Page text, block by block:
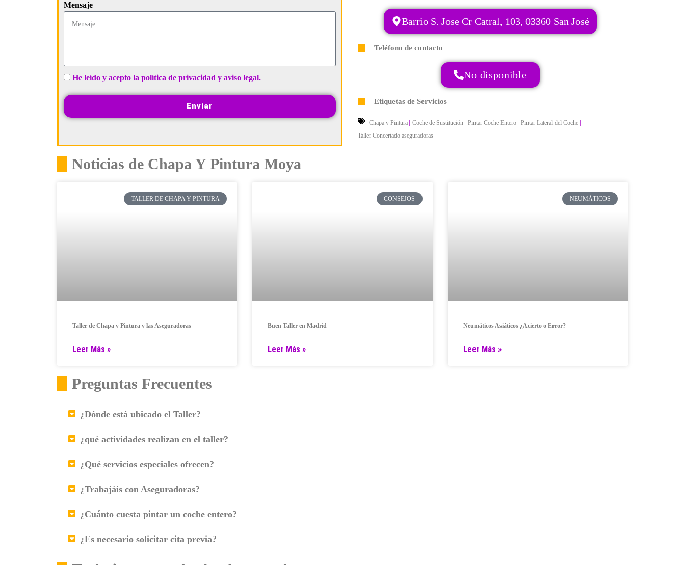
Mensaje
He leído y acepto la política de privacidad y aviso legal.
Enviar
Barrio S. Jose Cr Catral, 103, 03360 San José
Teléfono de contacto
No disponible
Etiquetas de Servicios
Chapa y Pintura Coche de Sustitución Pintar Coche Entero Pintar Lateral del Coche
Taller Concertado aseguradoras
Noticias de Chapa Y Pintura Moya
TALLER DE CHAPA Y PINTURA
Taller de Chapa y Pintura y las Aseguradoras
Leer Más »
CONSEJOS
Buen Taller en Madrid
Leer Más »
NEUMÁTICOS
Neumáticos Asiáticos ¿Acierto o Error?
Leer Más »
Preguntas Frecuentes
¿Dónde está ubicado el Taller?
¿qué actividades realizan en el taller?
¿Qué servicios especiales ofrecen?
¿Trabajáis con Aseguradoras?
¿Cuánto cuesta pintar un coche entero?
¿Es necesario solicitar cita previa?